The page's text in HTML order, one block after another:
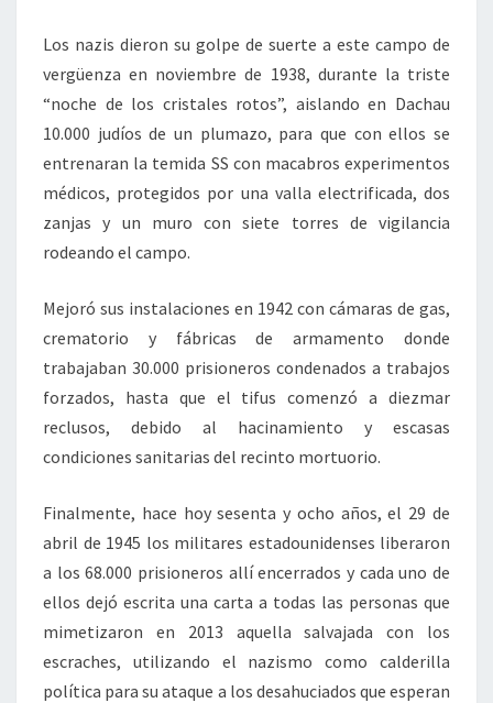
Los nazis dieron su golpe de suerte a este campo de
vergüenza en noviembre de 1938, durante la triste
“noche de los cristales rotos”, aislando en Dachau
10.000 judíos de un plumazo, para que con ellos se
entrenaran la temida SS con macabros experimentos
médicos, protegidos por una valla electrificada, dos
zanjas y un muro con siete torres de vigilancia
rodeando el campo.
Mejoró sus instalaciones en 1942 con cámaras de gas,
crematorio y fábricas de armamento donde
trabajaban 30.000 prisioneros condenados a trabajos
forzados, hasta que el tifus comenzó a diezmar
reclusos, debido al hacinamiento y escasas
condiciones sanitarias del recinto mortuorio.
Finalmente, hace hoy sesenta y ocho años, el 29 de
abril de 1945 los militares estadounidenses liberaron
a los 68.000 prisioneros allí encerrados y cada uno de
ellos dejó escrita una carta a todas las personas que
mimetizaron en 2013 aquella salvajada con los
escraches, utilizando el nazismo como calderilla
política para su ataque a los desahuciados que esperan